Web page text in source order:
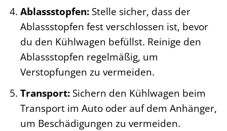
Ablassstopfen:Stelle sicher, dass der
Ablassstopfen fest verschlossen ist, bevor
du den Kühlwagen befüllst. Reinige den
Ablassstopfen regelmäßig, um
Verstopfungen zu vermeiden.
Transport:Sichern den Kühlwagen beim
Transport im Auto oder auf dem Anhänger,
um Beschädigungen zu vermeiden.